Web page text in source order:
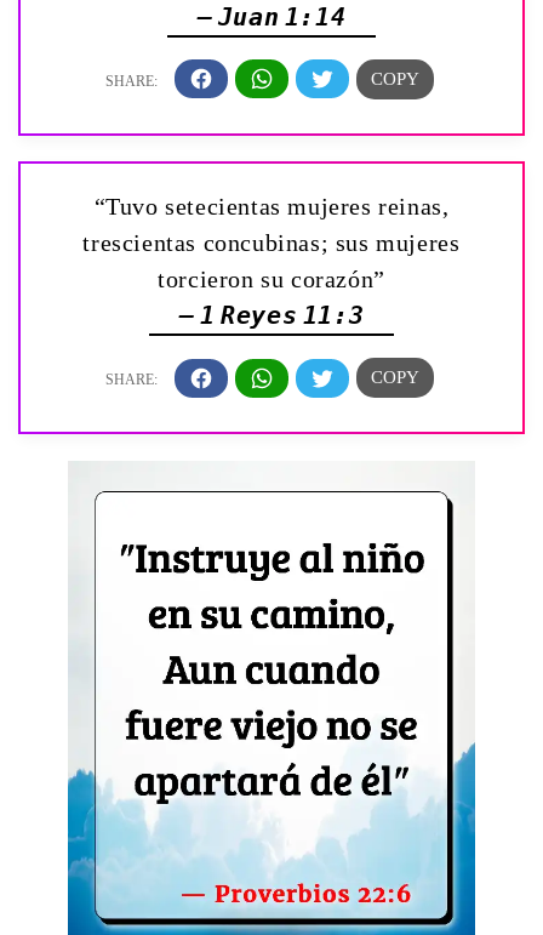
— Juan 1:14
“Tuvo setecientas mujeres reinas,
trescientas concubinas; sus mujeres
torcieron su corazón”
— 1 Reyes 11:3